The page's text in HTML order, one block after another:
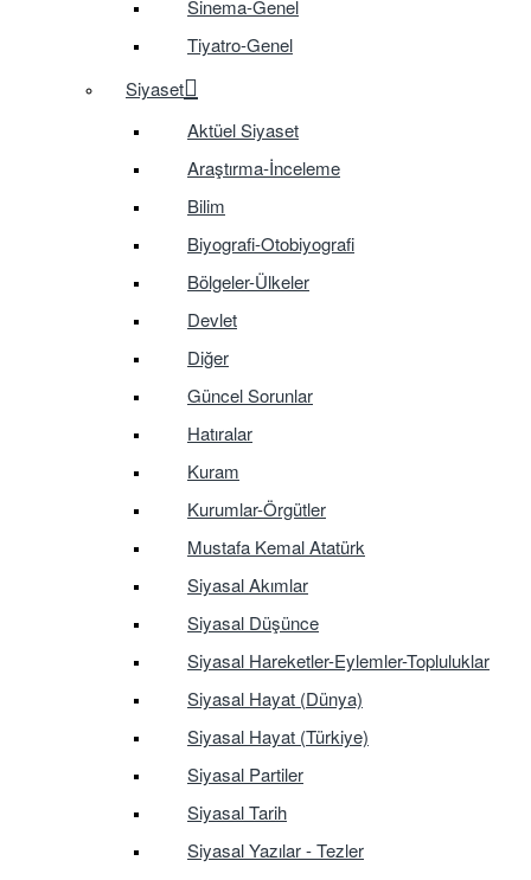
Sinema-Genel
Tiyatro-Genel
Siyaset
Aktüel Siyaset
Araştırma-İnceleme
Bilim
Biyografi-Otobiyografi
Bölgeler-Ülkeler
Devlet
Diğer
Güncel Sorunlar
Hatıralar
Kuram
Kurumlar-Örgütler
Mustafa Kemal Atatürk
Siyasal Akımlar
Siyasal Düşünce
Siyasal Hareketler-Eylemler-Topluluklar
Siyasal Hayat (Dünya)
Siyasal Hayat (Türkiye)
Siyasal Partiler
Siyasal Tarih
Siyasal Yazılar - Tezler